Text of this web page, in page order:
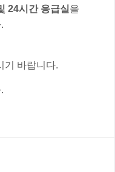
24시간 응급실 을
기 바랍니다.